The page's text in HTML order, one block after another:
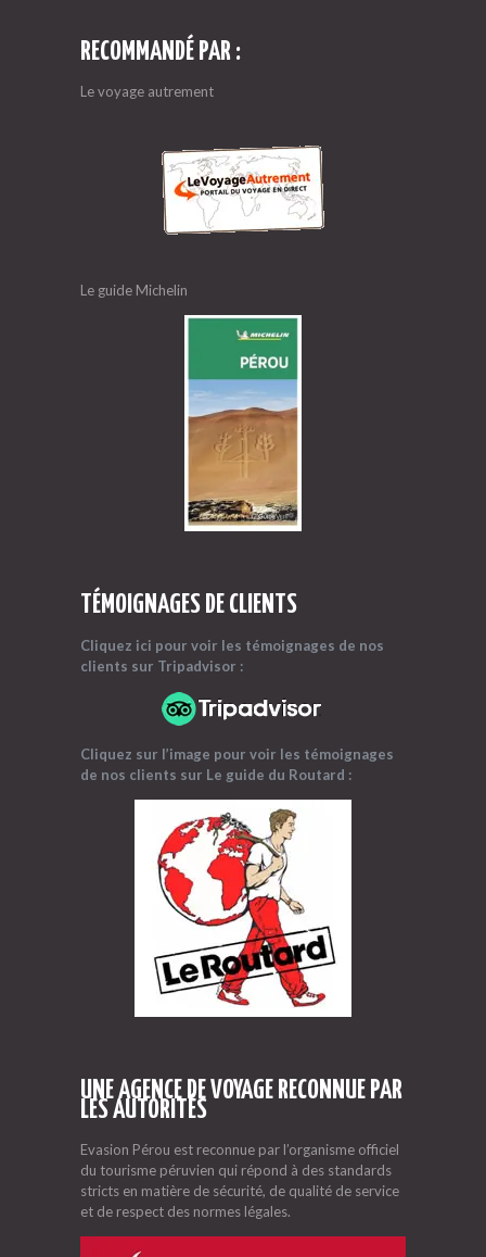
RECOMMANDÉ PAR :
Le voyage autrement
Le guide Michelin
TÉMOIGNAGES DE CLIENTS
Cliquez ici pour voir les témoignages de nos
clients sur Tripadvisor :
Cliquez sur l’image pour voir les témoignages
de nos clients sur Le guide du Routard :
UNE AGENCE DE VOYAGE RECONNUE PAR
LES AUTORITÉS
Evasion Pérou est reconnue par l’organisme officiel
du tourisme péruvien qui répond à des standards
stricts en matière de sécurité, de qualité de service
et de respect des normes légales.